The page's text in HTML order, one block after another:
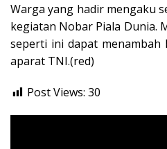
Warga yang hadir mengaku
kegiatan Nobar Piala Dunia.
seperti ini dapat menambah
aparat TNI.(red)
Post Views: 30